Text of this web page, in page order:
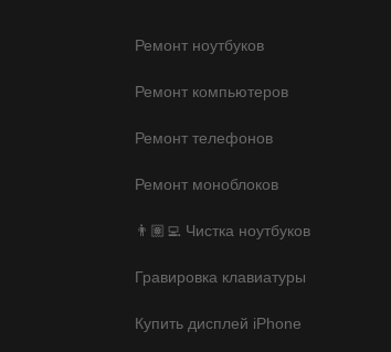
Ремонт ноутбуков
Ремонт компьютеров
Ремонт телефонов
Ремонт моноблоков
👨🏽‍💻 Чистка ноутбуков
Гравировка клавиатуры
Купить дисплей iPhone